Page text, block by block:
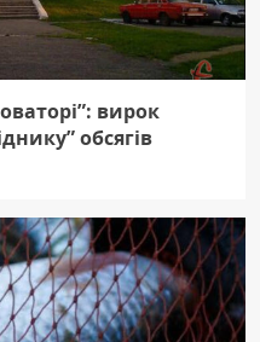
вирок
обсягів